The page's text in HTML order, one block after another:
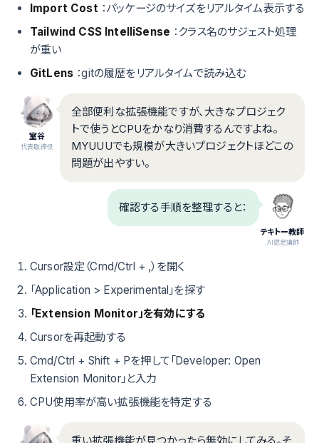
Import Cost ：パッケージのサイズをリアルタイム表示する
Tailwind CSS IntelliSense ：クラス名のサジェスト処理
が重い
GitLens ：gitの履歴をリアルタイムで読み込む
室谷
代表取締役
全部便利な拡張機能ですが、大きなプロジェク
トで使うとCPUをかなり消費するんですよね。
MYUUUでも規模が大きいプロジェクトほどこの
問題が出やすい。
テキトー教師
.AI認定講師
確認する手順を整理すると：
Cursor設定（Cmd/Ctrl + ,）を開く
「Application > Experimental」を探す
「Extension Monitor」を有効にする
Cursorを再起動する
Cmd/Ctrl + Shift + Pを押して「Developer: Open
Extension Monitor」と入力
CPU使用率が高い拡張機能を特定する
重い拡張機能が見つかったら無効にしてみる。そ